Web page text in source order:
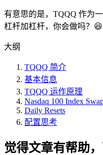
有意思的是，TQQQ 作为
杠杆加杠杆，你会做吗？😆
大纲
TQQQ 简介
基本信息
TQQQ 运作原理
Nasdaq 100 Index
Daily Resets
配置思考
觉得文章有帮助